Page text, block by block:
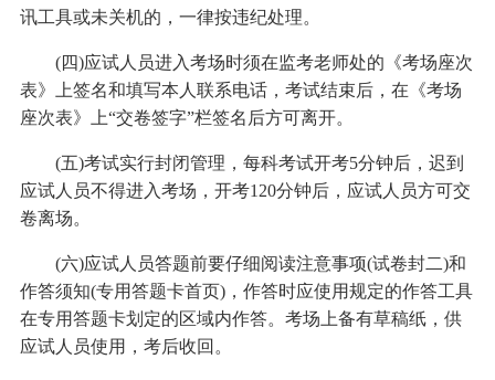
讯工具或未关机的，一律按违纪处理。
(四)应试人员进入考场时须在监考老师处的《考场座次
表》上签名和填写本人联系电话，考试结束后，在《考场
座次表》上“交卷签字”栏签名后方可离开。
(五)考试实行封闭管理，每科考试开考5分钟后，迟到
应试人员不得进入考场，开考120分钟后，应试人员方可交
卷离场。
(六)应试人员答题前要仔细阅读注意事项(试卷封二)和
作答须知(专用答题卡首页)，作答时应使用规定的作答工具
在专用答题卡划定的区域内作答。考场上备有草稿纸，供
应试人员使用，考后收回。